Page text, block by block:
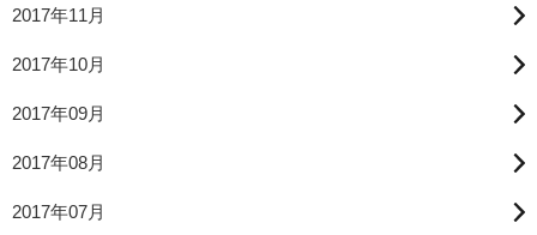
2017年11月
2017年10月
2017年09月
2017年08月
2017年07月